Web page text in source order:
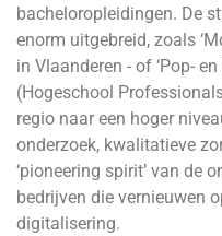
bacheloropleidingen. De
enorm uitgebreid, zoals
in Vlaanderen - of ‘Pop-
(Hogeschool
regio naar een hoger
onderzoek, kwalitatieve
‘pioneering spirit’ van de
bedrijven die vernieuwen
digitalisering.